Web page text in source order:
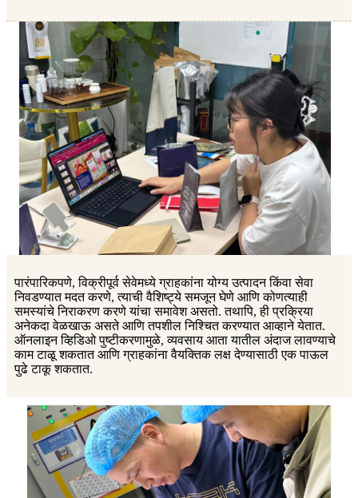
पारंपारिकपणे, विक्रीपूर्व सेवेमध्ये ग्राहकांना योग्य उत्पादन किंवा सेवा
निवडण्यात मदत करणे, त्याची वैशिष्ट्ये समजून घेणे आणि कोणत्याही
समस्यांचे निराकरण करणे यांचा समावेश असतो. तथापि, ही प्रक्रिया
अनेकदा वेळखाऊ असते आणि तपशील निश्चित करण्यात आव्हाने येतात.
ऑनलाइन व्हिडिओ पुष्टीकरणामुळे, व्यवसाय आता यातील अंदाज लावण्याचे
काम टाळू शकतात आणि ग्राहकांना वैयक्तिक लक्ष देण्यासाठी एक पाऊल
पुढे टाकू शकतात.